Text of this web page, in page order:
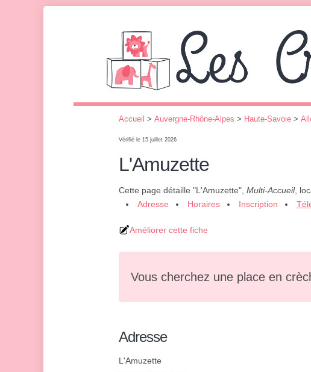
Accueil > Auvergne-Rhône-Alpes > Haute-Savoie >
Vérifié le 15 juillet 2026
L'Amuzette
Cette page détaille "L'Amuzette", Multi-Accueil,
Adresse
Horaires Inscription
Améliorer cette fiche
Vous cherchez une place en
Adresse
L'Amuzette